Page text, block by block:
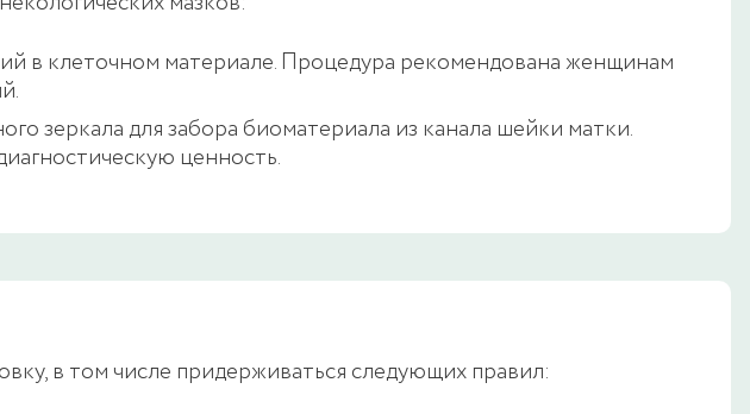
в клеточном материале. Процедура рекомендована женщинам
зеркала для забора биоматериала из канала шейки матки.
ценность.
в том числе придерживаться следующих правил: